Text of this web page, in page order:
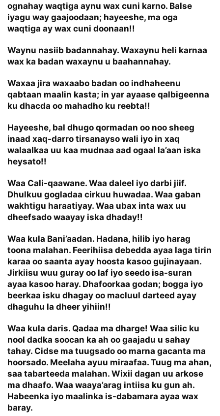
ognahay waqtiga aynu wax cuni karno. Balse
iyagu way gaajoodaan; hayeeshe, ma oga
waqtiga ay wax cuni doonaan!!
Waynu nasiib badannahay. Waxaynu heli karnaa
wax ka badan waxaynu u baahannahay.
Waxaa jira waxaabo badan oo indhaheenu
qabtaan maalin kasta; in yar ayaase qalbigeenna
ku dhacda oo mahadho ku reebta!!
Hayeeshe, bal dhugo qormadan oo noo sheeg
inaad xaq-darro tirsanayso wali iyo in xaq
walaalkaa uu kaa mudnaa aad ogaal la’aan iska
heysato!!
Waa Cali-qaawane. Waa daleel iyo darbi jiif.
Dhulkuu gogladaa cirkuu huwadaa. Waa gaban
wakhtigu haraatiyay. Waa ubax inta wax uu
dheefsado waayay iska dhaday!!
Waa kula Bani’aadan. Hadana, hilib iyo harag
toona malahan. Feerihiisa debedda ayaa laga tirin
karaa oo saanta ayay hoosta kasoo gujinayaan.
Jirkiisu wuu guray oo laf iyo seedo isa-suran
ayaa kasoo haray. Dhafoorkaa godan; bogga iyo
beerkaa isku dhagay oo macluul darteed ayay
dhaguhu la dheer yihiin!!
Waa kula daris. Qadaa ma dharge! Waa silic ku
nool dadka soocan ka ah oo gaajadu u sahay
tahay. Cidse ma tuugsado oo marna gacanta ma
hoorsado. Meelaha ayuu miraafaa. Tuug ma ahan,
saa tabarteeda malahan. Wixii dagan uu arkose
ma dhaafo. Waa waaya’arag intiisa ku gun ah.
Habeenka iyo maalinka is-dabamara ayaa wax
baray.